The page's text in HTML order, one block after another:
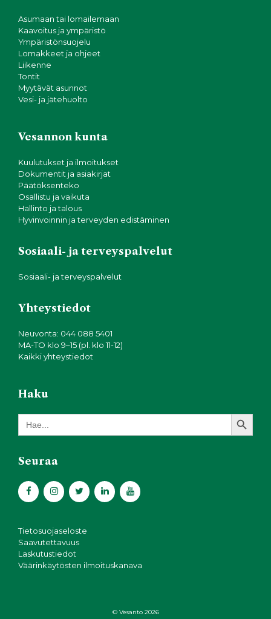
Asumaan tai lomailemaan
Kaavoitus ja ympäristö
Ympäristönsuojelu
Lomakkeet ja ohjeet
Liikenne
Tontit
Myytävät asunnot
Vesi- ja jätehuolto
Vesannon kunta
Kuulutukset ja ilmoitukset
Dokumentit ja asiakirjat
Päätöksenteko
Osallistu ja vaikuta
Hallinto ja talous
Hyvinvoinnin ja terveyden edistäminen
Sosiaali- ja terveyspalvelut
Sosiaali- ja terveyspalvelut
Yhteystiedot
Neuvonta: 044 088 5401
MA-TO klo 9–15 (pl. klo 11-12)
Kaikki yhteystiedot
Haku
Search
for:
Search Button
Seuraa
Tietosuojaseloste
Saavutettavuus
Laskutustiedot
Väärinkäytösten ilmoituskanava
© Vesanto 2026